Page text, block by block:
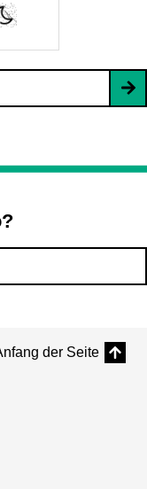
der Seite